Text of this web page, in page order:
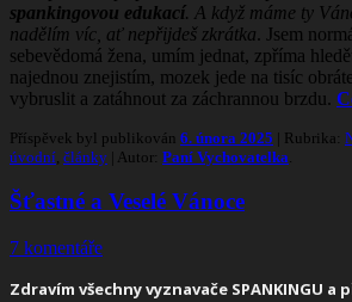
spankingovou edukací. A když máme ty
nadělím víc, ať nepřijdeš zkrátka. Jsem
sebevědomá žena, umím jednat, zpříma
najednou znejistím, mozek jede na tisíc
vybruslit a zatáhnout za záchrannou brzdu.
Příspěvek byl publikován 6. února 2025 | Rubrika:
úvodní články | Autor: Paní Vychovatelka
Šťastné a Veselé Vánoce
7 komentáře
Zdravím všechny vyznavače SPANKINGU a